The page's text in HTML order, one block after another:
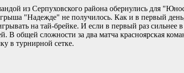
из Серпуховского района обернулись для
"Надежде" не получилось. Как и в первый
на тай-брейке. И если в первый раз сильнее
В общей сложности за два матча красноярская
в турнирной сетке.